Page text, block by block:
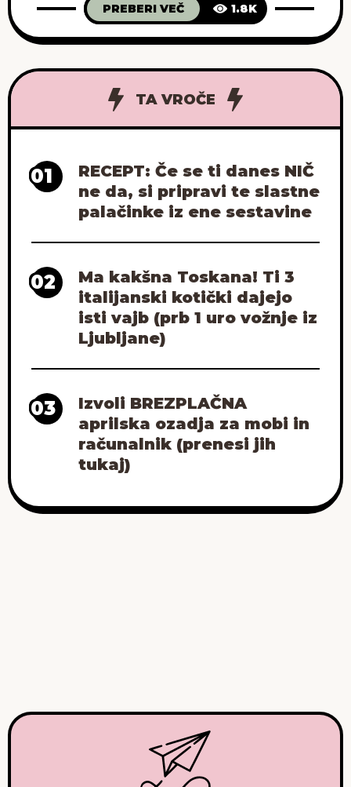
avgustovske dni. To, da ena izmed najbolj
priljubljenih grafik preteklega meseca krasi
tudi tokrat sem se držala tega pravila.
PREBERI VEČ 1.8K
TA VROČE
01
RECEPT: Če se ti danes NIČ
ne da, si pripravi te slastne
palačinke iz ene sestavine
02
Ma kakšna Toskana! Ti 3
italijanski kotički dajejo
isti vajb (prb 1 uro vožnje iz
Ljubljane)
03
Izvoli BREZPLAČNA
aprilska ozadja za mobi in
računalnik (prenesi jih
tukaj)